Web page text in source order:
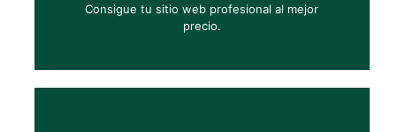
Consigue tu sitio web profesional al mejor
precio.